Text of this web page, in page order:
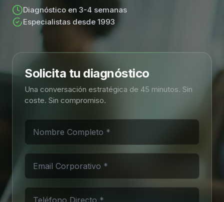
Diagnóstico en 3-4 semanas
Especialistas desde 1993
Solicita tu diagnóstico
Una conversación estratégica de 45 minutos. Sin
coste. Sin compromiso.